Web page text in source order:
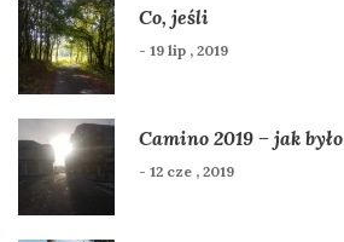
Co, jeśli
- 19 lip , 2019
Camino 2019 – jak było
- 12 cze , 2019